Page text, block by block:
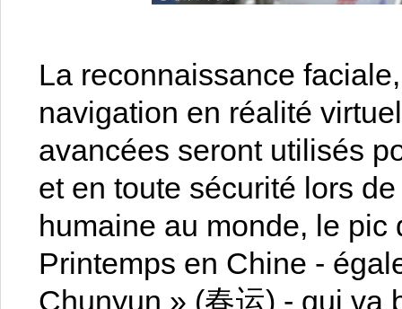
La reconnaissance
navigation en réalité
avancées seront utilisés
et en toute sécurité lors
humaine au monde, le
Printemps en Chine -
Chunyun » (春运) - qui va